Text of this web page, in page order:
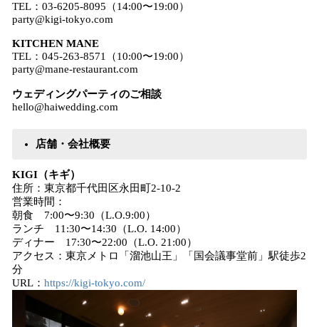
TEL：03-6205-8095（14:00〜19:00）
party@kigi-tokyo.com
KITCHEN MANE
TEL：045-263-8571（10:00〜19:00）
party@mane-restaurant.com
ウェディングパーティのご相談
hello@haiwedding.com
店舗・会社概要
KIGI（キギ）
住所：東京都千代田区永田町2-10-2
営業時間：
朝食 7:00〜9:30（L.O.9:00）
ランチ 11:30〜14:30（L.O. 14:00）
ディナー 17:30〜22:00（L.O. 21:00）
アクセス：東京メトロ「溜池山王」「国会議事堂前」駅徒歩2
分
URL： https://kigi-tokyo.com/